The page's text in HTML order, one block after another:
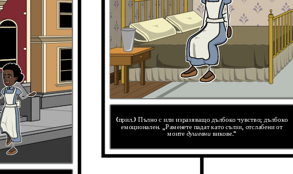
моятанастръхналост?
мрак?"
(прил.) Пълно с или изразяващо дълбоко чувство; дълбоко
емоционален. „Раменете падат като сълзи, отслабени от
моитедушевни викове.“